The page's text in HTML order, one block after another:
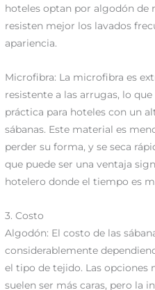
hoteles optan por algodón de
resisten mejor los lavados
apariencia.
Microfibra: La microfibra es
resistente a las arrugas, lo
práctica para hoteles con un
sábanas. Este material es
perder su forma, y se seca
que puede ser una ventaja
hotelero donde el tiempo es
3. Costo
Algodón: El costo de las
considerablemente
el tipo de tejido. Las opciones
suelen ser más caras, pero la